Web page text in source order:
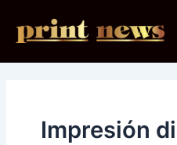
contenido
Impresión